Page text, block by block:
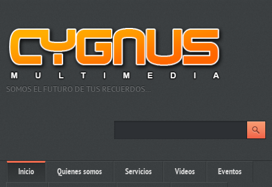
SOMOS EL FUTURO DE TUS RECUERDOS…
Inicio Quienes somos Servicios Videos Eventos